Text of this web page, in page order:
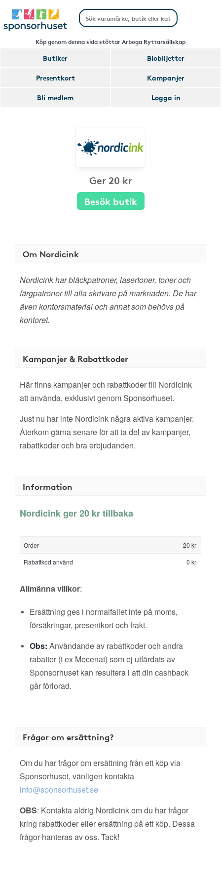
Köp genom denna sida stöttar Arboga Ryttarsällskap
Butiker
Biobiljetter
Presentkort
Kampanjer
Bli medlem
Logga in
Ger 20 kr
Besök butik
Om Nordicink
Nordicink har bläckpatroner, lasertoner, toner och
färgpatroner till alla skrivare på marknaden. De har
även kontorsmaterial och annat som behövs på
kontoret.
Kampanjer & Rabattkoder
Här finns kampanjer och rabattkoder till Nordicink
att använda, exklusivt genom Sponsorhuset.
Just nu har inte Nordicink några aktiva kampanjer.
Återkom gärna senare för att ta del av kampanjer,
rabattkoder och bra erbjudanden.
Information
Nordicink ger 20 kr tillbaka
Order
20 kr
Rabattkod använd
0 kr
Allmänna villkor:
Ersättning ges i normalfallet inte på moms,
försäkringar, presentkort och frakt.
Obs: Användande av rabattkoder och andra
rabatter (t ex Mecenat) som ej utfärdats av
Sponsorhuset kan resultera i att din cashback
går förlorad.
Frågor om ersättning?
Om du har frågor om ersättning från ett köp via
Sponsorhuset, vänligen kontakta
info@sponsorhuset.se
OBS: Kontakta aldrig Nordicink om du har frågor
kring rabattkoder eller ersättning på ett köp. Dessa
frågor hanteras av oss. Tack!